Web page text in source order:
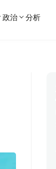
政治 分析